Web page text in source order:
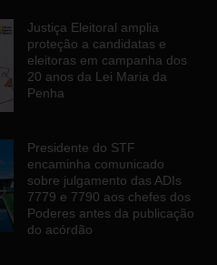
Justiça Eleitoral amplia
proteção a candidatas e
eleitoras em campanha dos
20 anos da Lei Maria da
Penha
Presidente do STF
encaminha comunicado
sobre julgamento das ADIs
7779 e 7790 aos chefes dos
Poderes antes da publicação
do acórdão